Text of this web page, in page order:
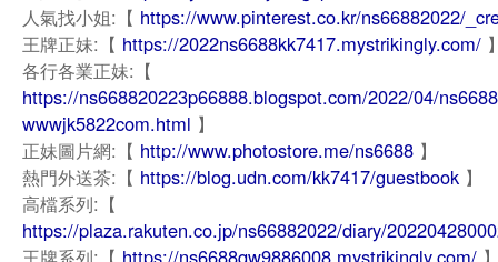
人氣找小姐:【 https://www.pinterest.co.kr/ns66882022/
王牌正妹:【 https://2022ns6688kk7417.mystrikingly.com/
各行各業正妹:【
https://ns668820223p66888.blogspot.com/2022/04/
wwwjk5822com.html 】
正妹圖片網:【 http://www.photostore.me/ns6688 】
熱門外送茶:【 https://blog.udn.com/kk7417/guestbook 】
高檔系列:【
https://plaza.rakuten.co.jp/ns66882022/diary/
王牌系列:【 https://ns6688qw9886008.mystrikingly.com/